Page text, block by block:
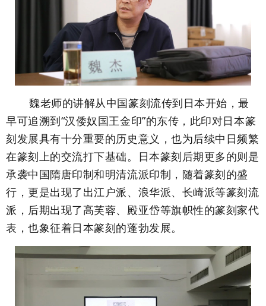
魏老师的讲解从中国篆刻流传到日本开始，最
早可追溯到“汉倭奴国王金印”的东传，此印对日本篆
刻发展具有十分重要的历史意义，也为后续中日频繁
在篆刻上的交流打下基础。日本篆刻后期更多的则是
承袭中国隋唐印制和明清流派印制，随着篆刻的盛
行，更是出现了出江户派、浪华派、长崎派等篆刻流
派，后期出现了高芙蓉、殿亚岱等旗帜性的篆刻家代
表，也象征着日本篆刻的蓬勃发展。